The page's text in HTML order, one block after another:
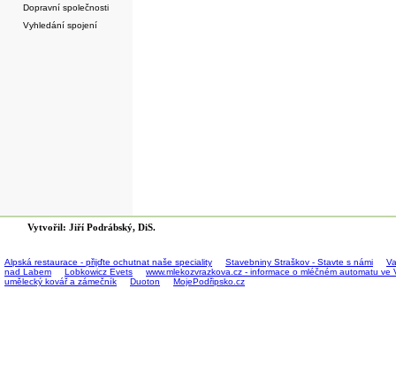
Dopravní společnosti
Vyhledání spojení
Vytvořil: Jiří Podrábský, DiS.
Alpská restaurace - přijďte ochutnat naše speciality Stavebniny Straškov - Stavte s námi
nad Labem
Lobkowicz Evets
www.mlekozvrazkova.cz - informace o mléčném automatu
umělecký kovář a zámečník
Duoton MojePodřipsko.cz